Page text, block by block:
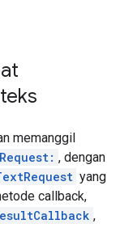
memanggil
, dengan
yang
callback,
,